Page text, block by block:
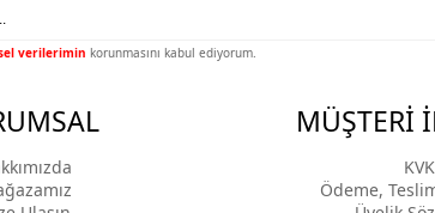
verilerimin korunmasını kabul ediyorum.
MÜŞTERİ
Ödeme,